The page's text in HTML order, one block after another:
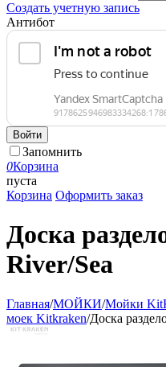
Создать учетную запись
Антибот
Войти
Запомнить
0Корзина
пуста
Корзина Оформить заказ
Доска
River/Sea
Главная/МОЙКИ/Мойки
моек Kitkraken/Доска